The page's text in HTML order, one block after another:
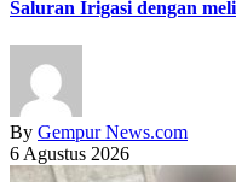
Saluran Irigasi dengan
By Gempur News.com
6 Agustus 2026